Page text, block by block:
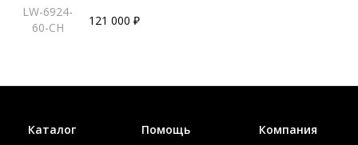
LW-6924-
60-CH
121 000 ₽
Каталог
Помощь
Компания